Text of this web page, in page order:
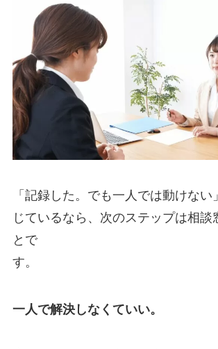
「記録した。でも一人では動けな
じているなら、次のステップは相談
とで
す。
一人で解決しなくていい。